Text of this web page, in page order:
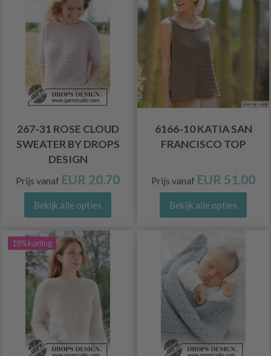
267-31 ROSE CLOUD
SWEATER BY DROPS
DESIGN
Prijs vanaf EUR 20.70
Bekijk alle opties
6166-10 KATIA SAN
FRANCISCO TOP
Prijs vanaf EUR 51.00
Bekijk alle opties
18% korting